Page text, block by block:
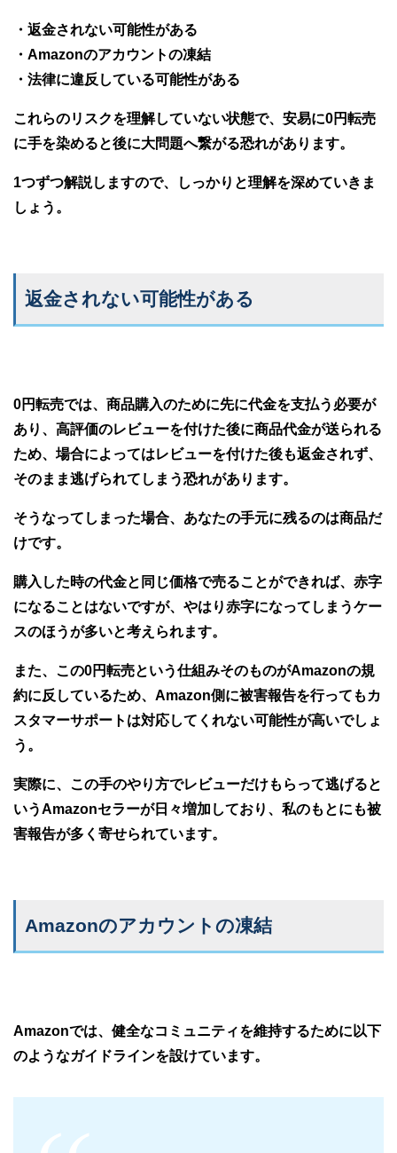
・返金されない可能性がある
・Amazonのアカウントの凍結
・法律に違反している可能性がある
これらのリスクを理解していない状態で、安易に0円転売
に手を染めると後に大問題へ繋がる恐れがあります。
1つずつ解説しますので、しっかりと理解を深めていきま
しょう。
返金されない可能性がある
0円転売では、商品購入のために先に代金を支払う必要が
あり、高評価のレビューを付けた後に商品代金が送られる
ため、場合によってはレビューを付けた後も返金されず、
そのまま逃げられてしまう恐れがあります。
そうなってしまった場合、あなたの手元に残るのは商品だ
けです。
購入した時の代金と同じ価格で売ることができれば、赤字
になることはないですが、やはり赤字になってしまうケー
スのほうが多いと考えられます。
また、この0円転売という仕組みそのものがAmazonの規
約に反しているため、Amazon側に被害報告を行ってもカ
スタマーサポートは対応してくれない可能性が高いでしょ
う。
実際に、この手のやり方でレビューだけもらって逃げると
いうAmazonセラーが日々増加しており、私のもとにも被
害報告が多く寄せられています。
Amazonのアカウントの凍結
Amazonでは、健全なコミュニティを維持するために以下
のようなガイドラインを設けています。